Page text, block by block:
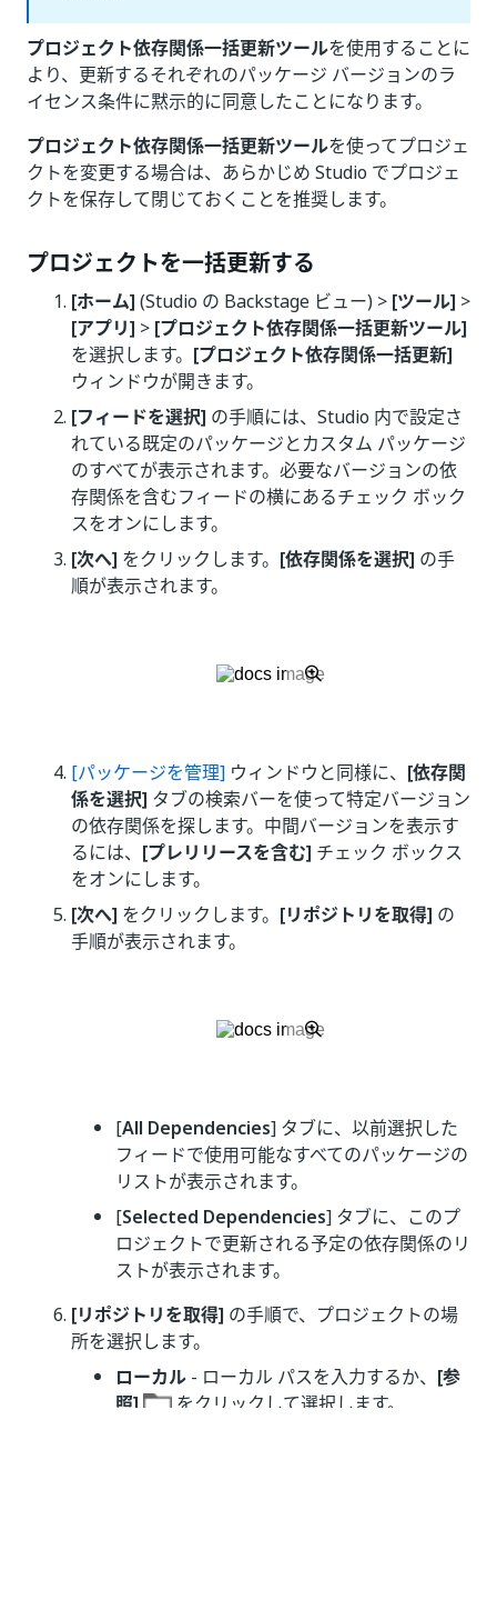
プロジェクト依存関係一括更新ツールを使用することに
より、更新するそれぞれのパッケージ バージョンのラ
イセンス条件に黙示的に同意したことになります。
プロジェクト依存関係一括更新ツールを使ってプロジェ
クトを変更する場合は、あらかじめ Studio でプロジェ
クトを保存して閉じておくことを推奨します。
プロジェクトを一括更新する
[ホーム] (Studio の Backstage ビュー) > [ツール] >
[アプリ] > [プロジェクト依存関係一括更新ツール]
を選択します。 [プロジェクト依存関係一括更新]
ウィンドウが開きます。
[フィードを選択] の手順には、Studio 内で設定さ
れている既定のパッケージとカスタム パッケージ
のすべてが表示されます。必要なバージョンの依
存関係を含むフィードの横にあるチェック ボック
スをオンにします。
[次へ] をクリックします。 [依存関係を選択] の手
順が表示されます。
[パッケージを管理] ウィンドウと同様に、 [依存関
係を選択] タブの検索バーを使って特定バージョン
の依存関係を探します。中間バージョンを表示す
るには、 [プレリリースを含む] チェック ボックス
をオンにします。
[次へ] をクリックします。 [リポジトリを取得] の
手順が表示されます。
[All Dependencies] タブに、以前選択した
フィードで使用可能なすべてのパッケージの
リストが表示されます。
[Selected Dependencies] タブに、このプ
ロジェクトで更新される予定の依存関係のリ
ストが表示されます。
[リポジトリを取得] の手順で、プロジェクトの場
所を選択します。
ローカル - ローカル パスを入力するか、 [参
照]
をクリックして選択します。